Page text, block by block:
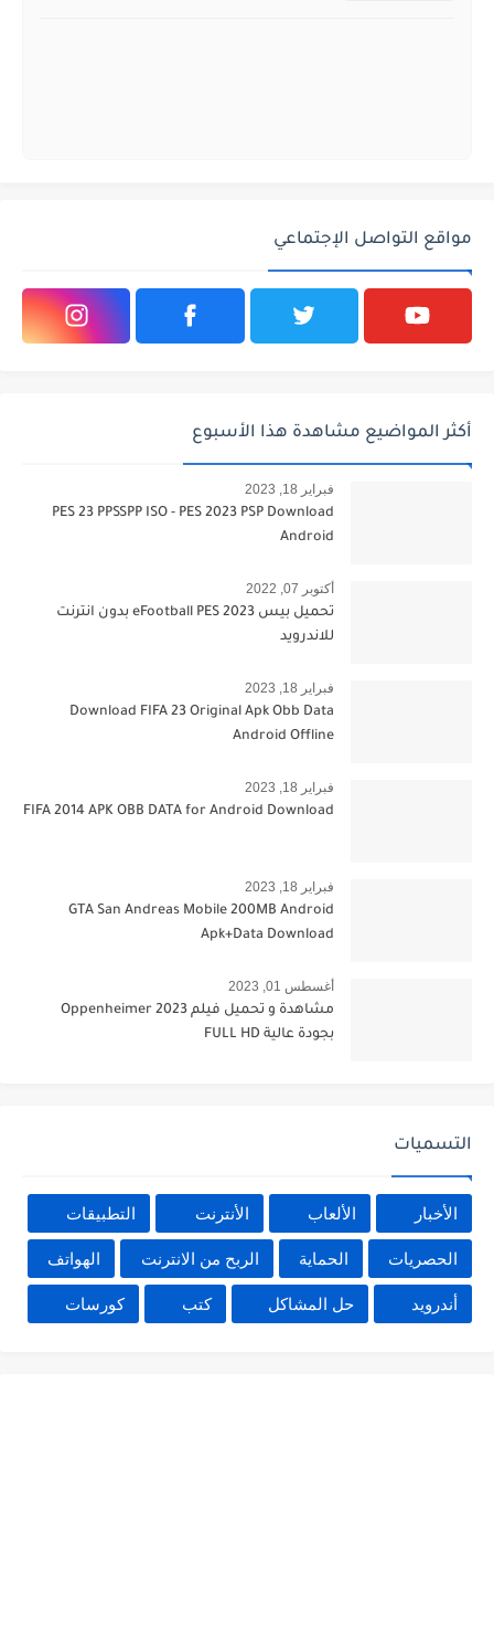
مواقع التواصل الإجتماعي
أكثر المواضيع مشاهدة هذا الأسبوع
فبراير 18, 2023
PES 23 PPSSPP ISO - PES 2023 PSP Download
Android
أكتوبر 07, 2022
تحميل بيس 2023 eFootball PES بدون انترنت
للاندرويد
فبراير 18, 2023
Download FIFA 23 Original Apk Obb Data
Android Offline
فبراير 18, 2023
FIFA 2014 APK OBB DATA for Android Download
فبراير 18, 2023
GTA San Andreas Mobile 200MB Android
Apk+Data Download
أغسطس 01, 2023
مشاهدة و تحميل فيلم Oppenheimer 2023
بجودة عالية FULL HD
التسميات
الأخبار الألعاب الأنترنت التطبيقات
الحصريات الحماية الربح من الانترنت الهواتف
أندرويد حل المشاكل كتب كورسات